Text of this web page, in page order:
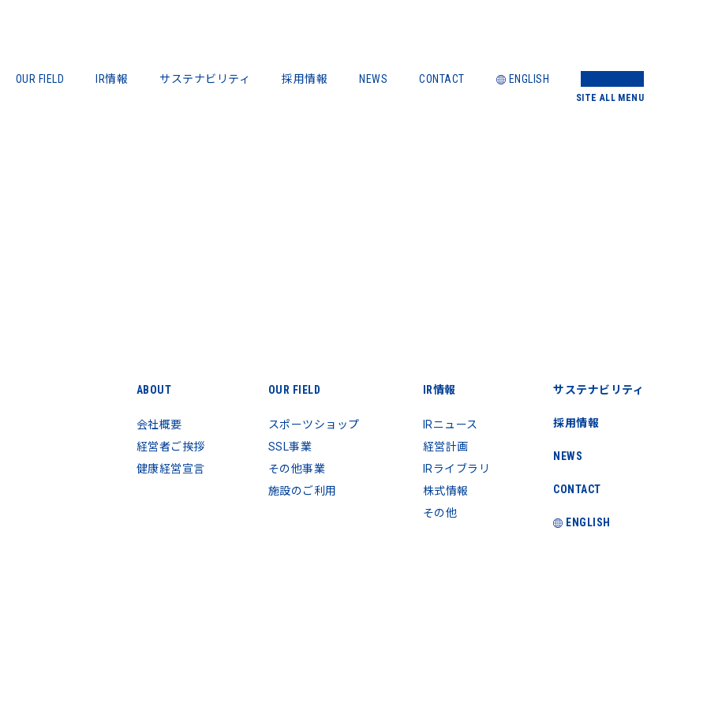
OUR FIELD IR情報 サステナビリティ 採用情報 NEWS CONTACT ENGLISH
SITEALL MENU
ABOUT
会社概要
経営者ご挨拶
健康経営宣言
OUR FIELD
スポーツショップ
SSL事業
その他事業
施設のご利用
IR情報
IRニュース
経営計画
IRライブラリ
株式情報
その他
サステナビリティ
採用情報
NEWS
CONTACT
ENGLISH